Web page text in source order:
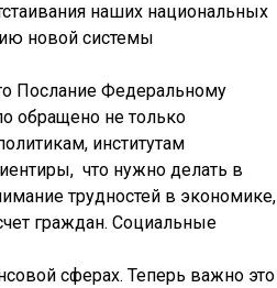
наших национальных
новой системы
Послание Федеральному
обращено не только
институтам
что нужно делать в
трудностей в экономике,
граждан. Социальные
сферах. Теперь важно это